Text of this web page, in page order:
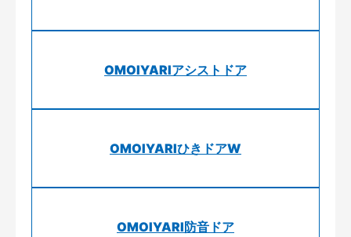
OMOIYARIアシストドア
OMOIYARIひきドアW
OMOIYARI防音ドア